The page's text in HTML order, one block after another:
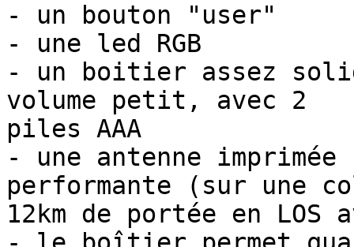
- un bouton "user"
- une led RGB
- un boitier assez
volume petit, avec 2
piles AAA
- une antenne
performante (sur une
12km de portée en LOS